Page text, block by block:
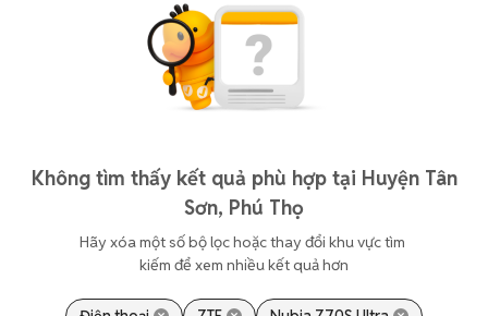
Không tìm thấy kết quả phù hợp tại Huyện Tân
Sơn, Phú Thọ
Hãy xóa một số bộ lọc hoặc thay đổi khu vực tìm
kiếm để xem nhiều kết quả hơn